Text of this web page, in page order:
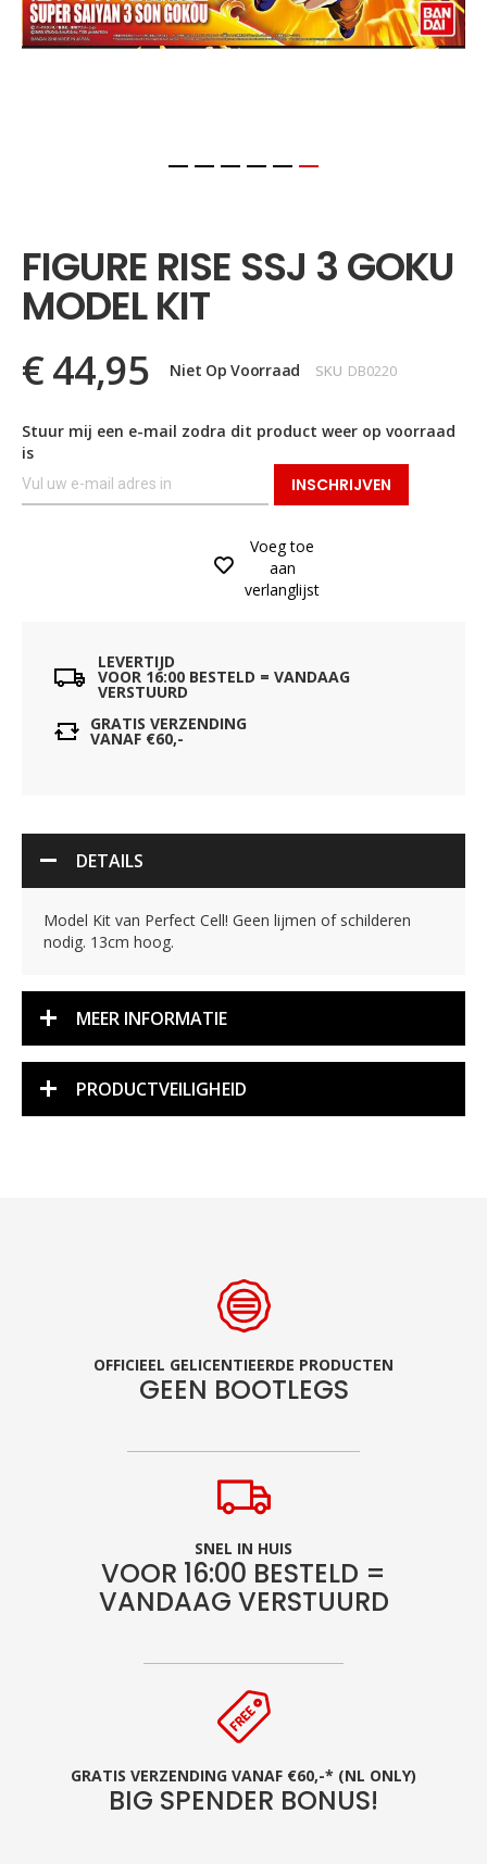
begin
van
de
afbeeldingen-
FIGURE RISE SSJ 3 GOKU
MODEL KIT
€ 44,95 Niet Op Voorraad SKU DB0220
Stuur mij een e-mail zodra dit product weer op voorraad
is
INSCHRIJVEN
Voeg toe
aan
verlanglijst
LEVERTIJD
VOOR 16:00 BESTELD = VANDAAG
VERSTUURD
GRATIS VERZENDING
VANAF €60,-
DETAILS
Model Kit van Perfect Cell! Geen lijmen of schilderen
nodig. 13cm hoog.
MEER INFORMATIE
PRODUCTVEILIGHEID
OFFICIEEL GELICENTIEERDE PRODUCTEN
GEEN BOOTLEGS
SNEL IN HUIS
VOOR 16:00 BESTELD =
VANDAAG VERSTUURD
GRATIS VERZENDING VANAF €60,-* (NL ONLY)
BIG SPENDER BONUS!